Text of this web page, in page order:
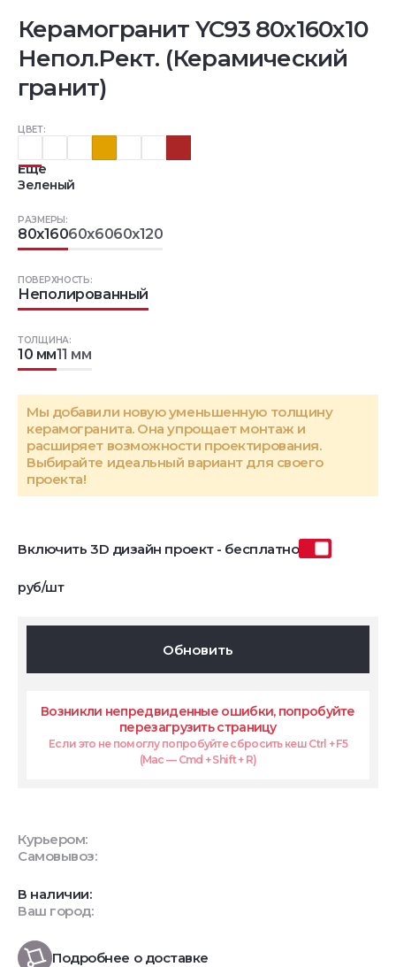
Керамогранит YC93 80x160x10
Непол.Рект. (Керамический
гранит)
ЦВЕТ:
Еще
Зеленый
РАЗМЕРЫ:
80x16060x6060x120
ТОЛЩИНА:
10 мм11 мм
ПОВЕРХНОСТЬ:
Неполированный
Мы добавили новую уменьшенную толщину
керамогранита. Она упрощает монтаж и
расширяет возможности проектирования.
Выбирайте идеальный вариант для своего
проекта!
Включить 3D дизайн проект - бесплатно
руб/шт
Обновить
Возникли непредвиденные ошибки, попробуйте
перезагрузить страницу
Если это не помоглу попробуйте сбросить кеш Ctrl + F5
(Mac — Cmd + Shift + R)
Курьером:
Самовывоз:
В наличии:
Ваш город:
Подробнее о доставке